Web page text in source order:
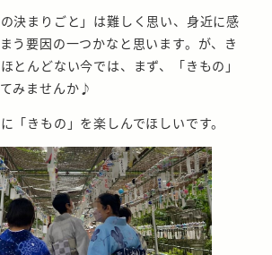
決まりごと」は難しく思い、身近に感
う要因の一つかなと思います。が、き
とんどない今では、まず、「きもの」
みませんか♪
「きもの」を楽しんでほしいです。